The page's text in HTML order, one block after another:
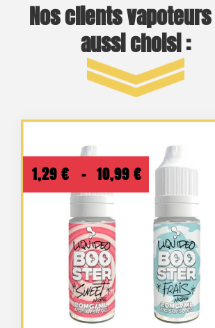
Nos clients
aussi choisi :
1,29 € – 10,99 €
Plage
de
prix :
1,29 €
10,99 €